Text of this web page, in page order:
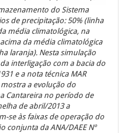
do Sistema
de precipitação: 50% (linha
média climatológica, na
da média climatológica
laranja). Nesta simulação
interligação com a bacia do
e a nota técnica MAR
a evolução do
Cantareira no período de
de abril/2013 a
se às faixas de operação do
conjunta da ANA/DAEE Nº